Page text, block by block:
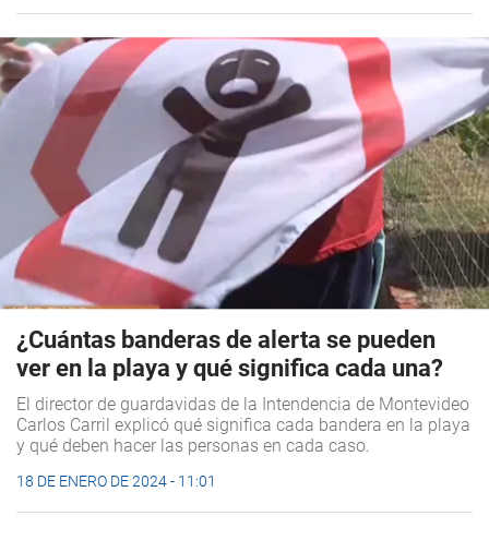
¿Cuántas banderas de alerta se pueden
ver en la playa y qué significa cada una?
El director de guardavidas de la Intendencia de Montevideo
Carlos Carril explicó qué significa cada bandera en la playa
y qué deben hacer las personas en cada caso.
18 DE ENERO DE 2024 - 11:01